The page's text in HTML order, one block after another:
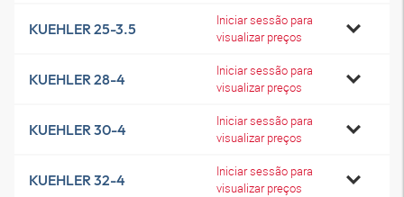
KUEHLER 25-3.5
Iniciar sessão para
visualizar preços
KUEHLER 28-4
Iniciar sessão para
visualizar preços
KUEHLER 30-4
Iniciar sessão para
visualizar preços
KUEHLER 32-4
Iniciar sessão para
visualizar preços